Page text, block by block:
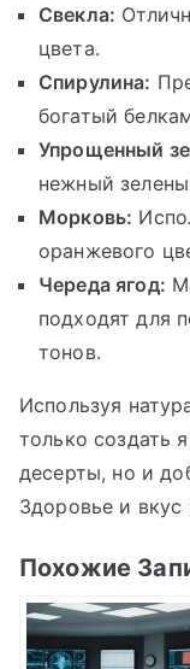
Свекла:
цвета.
Спирулина:
богатый
Упрощенный
нежный
Морковь:
оранжевого
Череда ягод:
подходят для
тонов.
Используя
только создать
десерты, но и
Здоровье и вкус
Похожие